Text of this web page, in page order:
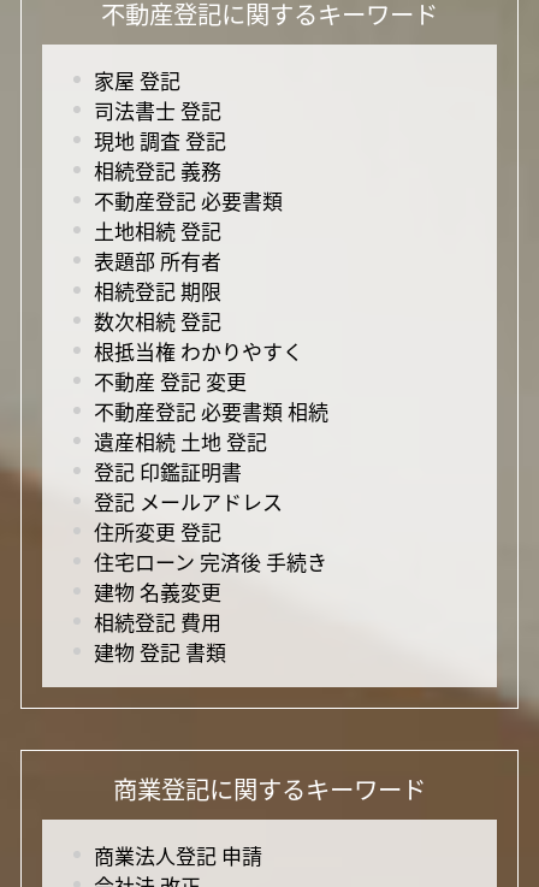
不動産登記に関するキーワード
家屋 登記
司法書士 登記
現地 調査 登記
相続登記 義務
不動産登記 必要書類
土地相続 登記
表題部 所有者
相続登記 期限
数次相続 登記
根抵当権 わかりやすく
不動産 登記 変更
不動産登記 必要書類 相続
遺産相続 土地 登記
登記 印鑑証明書
登記 メールアドレス
住所変更 登記
住宅ローン 完済後 手続き
建物 名義変更
相続登記 費用
建物 登記 書類
商業登記に関するキーワード
商業法人登記 申請